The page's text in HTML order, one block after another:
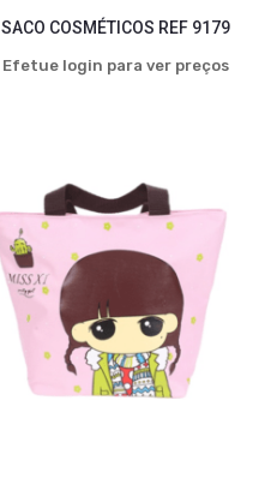
SACO COSMÉTICOS REF 9179
Efetue login para ver preços